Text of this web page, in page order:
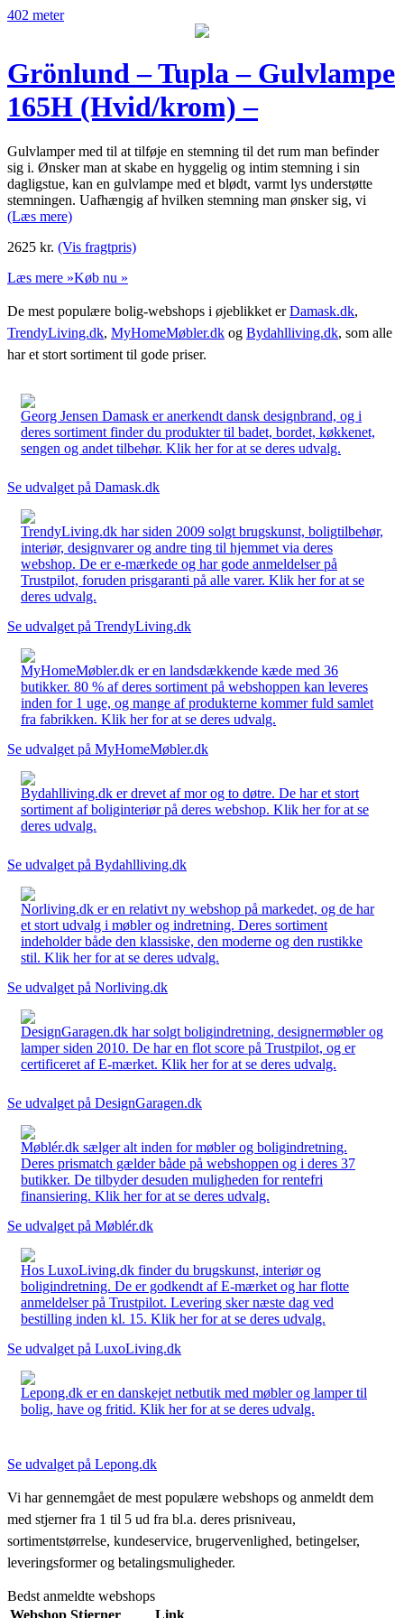
402 meter
Grönlund – Tupla – Gulvlampe
165H (Hvid/krom) –
Gulvlamper med til at tilføje en stemning til det rum man befinder
sig i. Ønsker man at skabe en hyggelig og intim stemning i sin
dagligstue, kan en gulvlampe med et blødt, varmt lys understøtte
stemningen. Uafhængig af hvilken stemning man ønsker sig, vi
(Læs mere)
2625 kr. (Vis fragtpris)
Læs mere »Køb nu »
De mest populære bolig-webshops i øjeblikket erDamask.dk,
TrendyLiving.dk, MyHomeMøbler.dk og Bydahlliving.dk, som alle
har et stort sortiment til gode priser.
Georg Jensen Damask er anerkendt dansk designbrand, og i
deres sortiment finder du produkter til badet, bordet, køkkenet,
sengen og andet tilbehør. Klik her for at se deres udvalg.
Se udvalget på Damask.dk
TrendyLiving.dk har siden 2009 solgt brugskunst, boligtilbehør,
interiør, designvarer og andre ting til hjemmet via deres
webshop. De er e-mærkede og har gode anmeldelser på
Trustpilot, foruden prisgaranti på alle varer. Klik her for at se
deres udvalg.
Se udvalget på TrendyLiving.dk
MyHomeMøbler.dk er en landsdækkende kæde med 36
butikker. 80 % af deres sortiment på webshoppen kan leveres
inden for 1 uge, og mange af produkterne kommer fuld samlet
fra fabrikken. Klik her for at se deres udvalg.
Se udvalget på MyHomeMøbler.dk
Bydahlliving.dk er drevet af mor og to døtre. De har et stort
sortiment af boliginteriør på deres webshop. Klik her for at se
deres udvalg.
Se udvalget på Bydahlliving.dk
Norliving.dk er en relativt ny webshop på markedet, og de har
et stort udvalg i møbler og indretning. Deres sortiment
indeholder både den klassiske, den moderne og den rustikke
stil. Klik her for at se deres udvalg.
Se udvalget på Norliving.dk
DesignGaragen.dk har solgt boligindretning, designermøbler og
lamper siden 2010. De har en flot score på Trustpilot, og er
certificeret af E-mærket. Klik her for at se deres udvalg.
Se udvalget på DesignGaragen.dk
Møblér.dk sælger alt inden for møbler og boligindretning.
Deres prismatch gælder både på webshoppen og i deres 37
butikker. De tilbyder desuden muligheden for rentefri
finansiering. Klik her for at se deres udvalg.
Se udvalget på Møblér.dk
Hos LuxoLiving.dk finder du brugskunst, interiør og
boligindretning. De er godkendt af E-mærket og har flotte
anmeldelser på Trustpilot. Levering sker næste dag ved
bestilling inden kl. 15. Klik her for at se deres udvalg.
Se udvalget på LuxoLiving.dk
Lepong.dk er en danskejet netbutik med møbler og lamper til
bolig, have og fritid. Klik her for at se deres udvalg.
Se udvalget på Lepong.dk
Vi har gennemgået de mest populære webshops og anmeldt dem
med stjerner fra 1 til 5 ud fra bl.a. deres prisniveau,
sortimentstørrelse, kundeservice, brugervenlighed, betingelser,
leveringsformer og betalingsmuligheder.
Bedst anmeldte webshops
Webshop Stjerner Link